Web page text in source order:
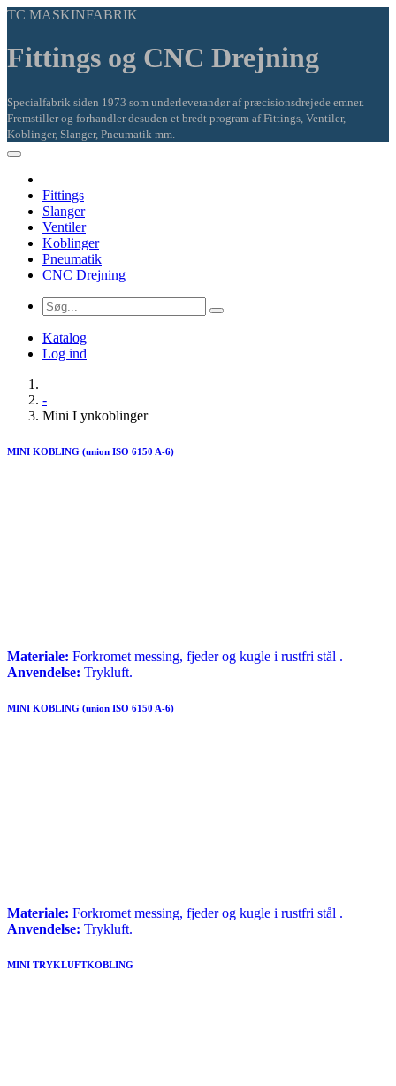
TC MASKINFABRIK
Fittings og CNC Drejning
Specialfabrik siden 1973 som underleverandør af præcisionsdrejede emner.
Fremstiller og forhandler desuden et bredt program af Fittings, Ventiler,
Koblinger, Slanger, Pneumatik mm.
Fittings
Slanger
Ventiler
Koblinger
Pneumatik
CNC Drejning
Katalog
Log ind
-
Mini Lynkoblinger
MINI KOBLING (union ISO 6150 A-6)
Materiale: Forkromet messing, fjeder og kugle i rustfri stål .
Anvendelse: Trykluft.
MINI KOBLING (union ISO 6150 A-6)
Materiale: Forkromet messing, fjeder og kugle i rustfri stål .
Anvendelse: Trykluft.
MINI TRYKLUFTKOBLING